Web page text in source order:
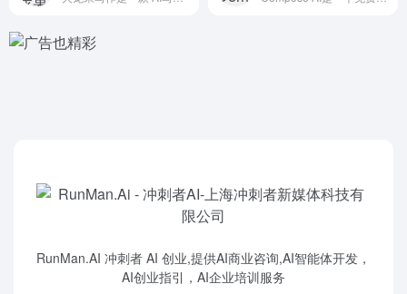
RunMan.AI 冲刺者 AI 创业,提供AI商业咨询,AI智能体开发，
AI创业指引，AI企业培训服务